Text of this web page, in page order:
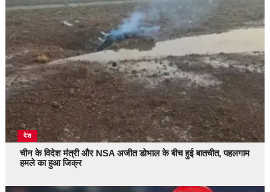
देश
चीन के विदेश मंत्री और NSA अजीत डोभाल के बीच हुई बातचीत, पहलगाम
हमले का हुआ जिक्र